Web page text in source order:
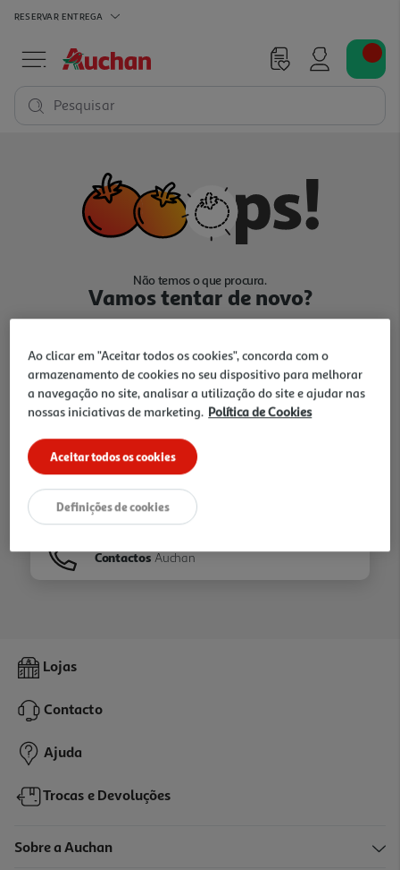
RESERVAR ENTREGA
Pesquisar
Não temos o que procura.
Vamos tentar de novo?
Ir para Homepage
Folhetos
Contactos Auchan
Lojas
Contacto
Ajuda
Trocas e Devoluções
Sobre a Auchan
Ao clicar em "Aceitar todos os cookies", concorda com o
armazenamento de cookies no seu dispositivo para melhorar
a navegação no site, analisar a utilização do site e ajudar nas
nossas iniciativas de marketing. Política de Cookies
Aceitar todos os cookies
Definições de cookies